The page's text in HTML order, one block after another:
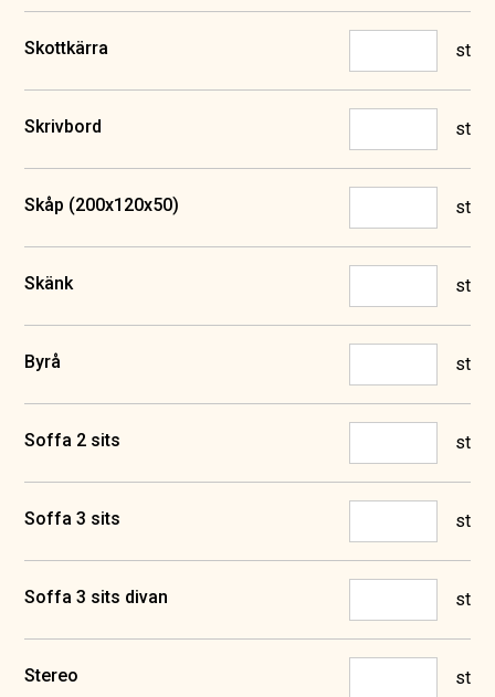
Skottkärra st
Skrivbord st
Skåp (200x120x50) st
Skänk st
Byrå st
Soffa 2 sits st
Soffa 3 sits st
Soffa 3 sits divan st
Stereo st